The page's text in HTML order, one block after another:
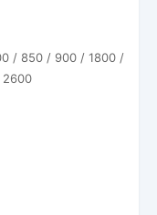
/ 850 / 900 / 1800 /
2600